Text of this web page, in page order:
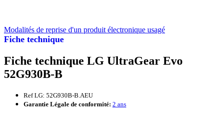
Fiche technique
Modalités de reprise d'un produit électronique usagé
Fiche technique LG UltraGear Evo
52G930B-B
Ref LG: 52G930B-B.AEU
Garantie Légale de conformité: 2 ans